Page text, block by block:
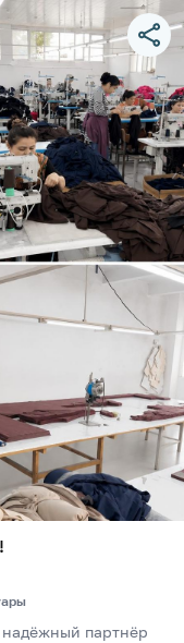
партнёр